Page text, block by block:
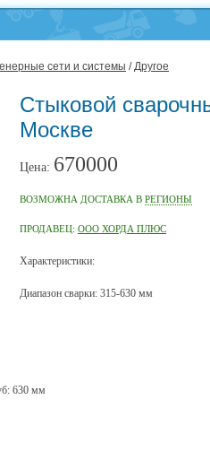
сети и системы /Другое
Стыковой
Москве
Цена: 670000
ВОЗМОЖНА ДОСТАВКА В РЕГИОНЫ
ПРОДАВЕЦ: ООО ХОРДА ПЛЮС
Характеристики:
Диапазон сварки: 315-630 мм
630 мм